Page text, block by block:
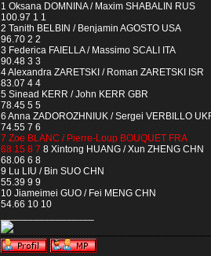
1 Oksana DOMNINA / Maxim SHABALIN RUS
100.97 1 1
2 Tanith BELBIN / Benjamin AGOSTO USA
96.70 2 2
3 Federica FAIELLA / Massimo SCALI ITA
90.48 3 3
4 Alexandra ZARETSKI / Roman ZARETSKI ISR
83.07 4 4
5 Sinead KERR / John KERR GBR
78.45 5 5
6 Anna ZADOROZHNIUK / Sergei VERBILLO
74.55 7 6
7 Zoe BLANC / Pierre-Loup BOUQUET FRA
68.15 8 78 Xintong HUANG / Xun ZHENG CHN
68.06 6 8
9 Lu LIU / Bin SUO CHN
55.39 9 9
10 Jiameimei GUO / Fei MENG CHN
54.66 10 10
_________________